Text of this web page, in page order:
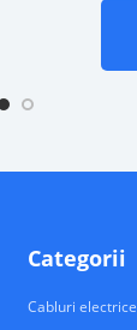
Categorii
Cabluri electrice